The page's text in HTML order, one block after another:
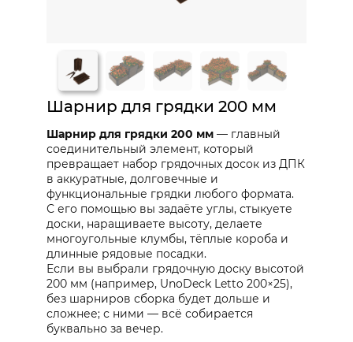
Шарнир для грядки 200 мм
Шарнир для грядки 200 мм — главный
соединительный элемент, который
превращает набор грядочных досок из ДПК
в аккуратные, долговечные и
функциональные грядки любого формата.
С его помощью вы задаёте углы, стыкуете
доски, наращиваете высоту, делаете
многоугольные клумбы, тёплые короба и
длинные рядовые посадки.
Если вы выбрали грядочную доску высотой
200 мм (например, UnoDeck Letto 200×25),
без шарниров сборка будет дольше и
сложнее; с ними — всё собирается
буквально за вечер.